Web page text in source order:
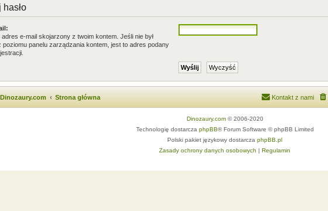
e-mail skojarzony z twoim kontem. Jeśli nie był
poziomu panelu zarządzania kontem, jest to adres podany
Strona główna Kontakt z nami
Dinozaury.com© 2006-2020
Technologię dostarcza phpBB® Forum Software © phpBB Limited
Polski pakiet językowy dostarcza phpBB.pl
Zasady ochrony danych osobowych | Regulamin